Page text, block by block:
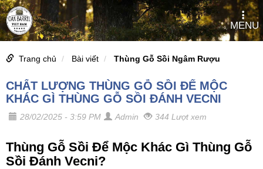
MENU
Trang chủ Bài viết Thùng Gỗ Sồi Ngâm Rượu
CHẤT LƯỢNG THÙNG GỖ SỒI ĐỂ MỘC
KHÁC GÌ THÙNG GỖ SỒI ĐÁNH VECNI
28/02/2025 - 3:59 PM Admin 344 Lượt xem
Thùng Gỗ Sồi Để Mộc Khác Gì Thùng Gỗ
Sồi Đánh Vecni?